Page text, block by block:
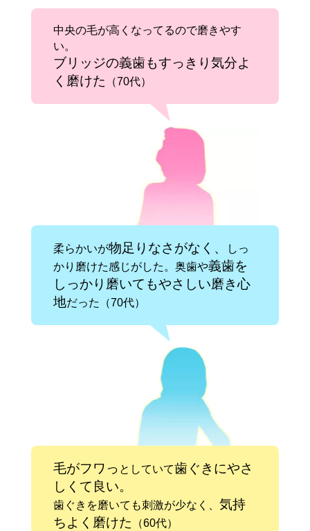
中央の毛が高くなってるので磨きやす
い。
ブリッジの義歯もすっきり気分よ
く磨けた
（70代）
柔らかいが物足りなさがなく、
しっ
かり磨けた感じがした。奥歯や義歯を
しっかり磨いてもやさしい磨き心
地だった（70代）
毛がフワっ としていて歯ぐきにやさ
しくて良い。
歯ぐきを磨いても刺激が少なく、気持
ちよく磨けた
（60代）